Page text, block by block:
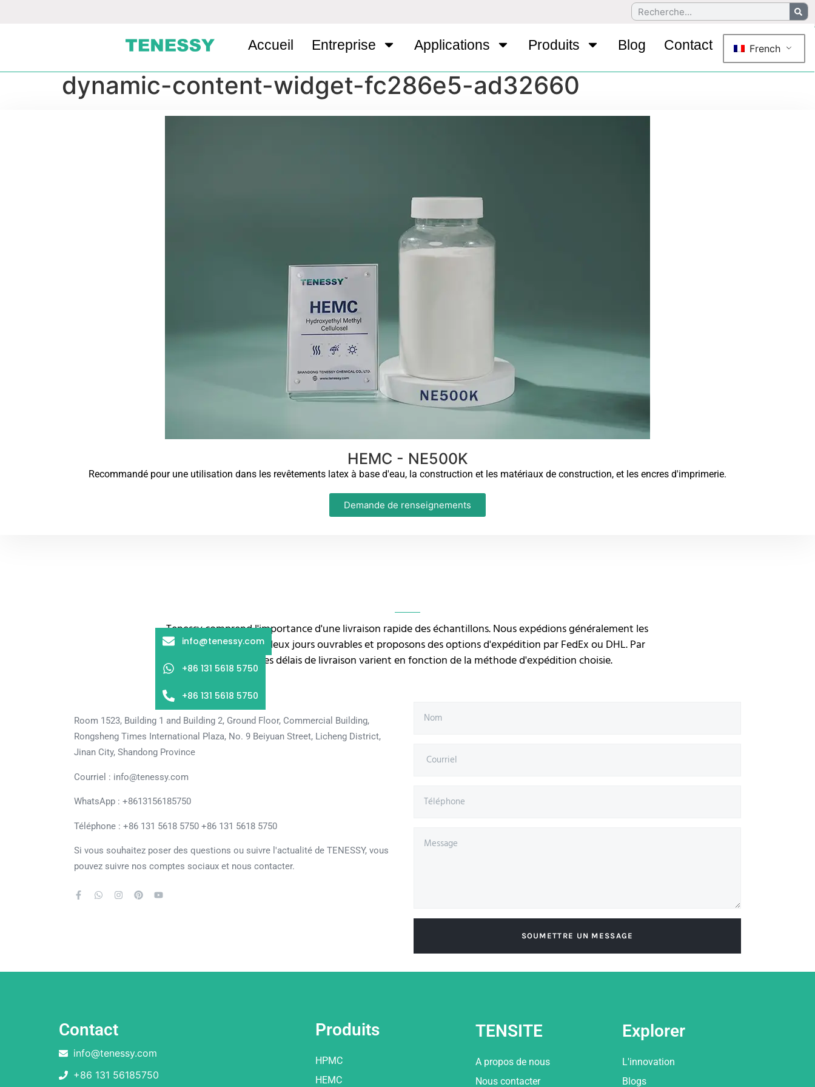
Accueil Entreprise Applications Produits Blog Contact French
dynamic-content-widget-fc286e5-ad32660
HEMC - NE500K
Recommandé pour une utilisation dans les revêtements latex à base d'eau, la construction et les matériaux de construction, et les encres d'imprimerie.
Demande de renseignements
Tenessy comprend l'importance d'une livraison rapide des échantillons. Nous expédions généralement les
échantillons dans les deux jours ouvrables et proposons des options d'expédition par FedEx ou DHL. Par
conséquent, les délais de livraison varient en fonction de la méthode d'expédition choisie.
Room 1523, Building 1 and Building 2, Ground Floor, Commercial Building,
Rongsheng Times International Plaza, No. 9 Beiyuan Street, Licheng District,
Jinan City, Shandong Province
Courriel : info@tenessy.com
WhatsApp : +8613156185750
Téléphone : +86 131 5618 5750 +86 131 5618 5750
Si vous souhaitez poser des questions ou suivre l'actualité de TENESSY, vous
pouvez suivre nos comptes sociaux et nous contacter.
SOUMETTRE UN MESSAGE
Contact
info@tenessy.com
+86 131 56185750
Produits
HPMC
HEMC
TENSITE
A propos de nous
Nous contacter
Explorer
L'innovation
Blogs
info@tenessy.com
+86 131 5618 5750
+86 131 5618 5750